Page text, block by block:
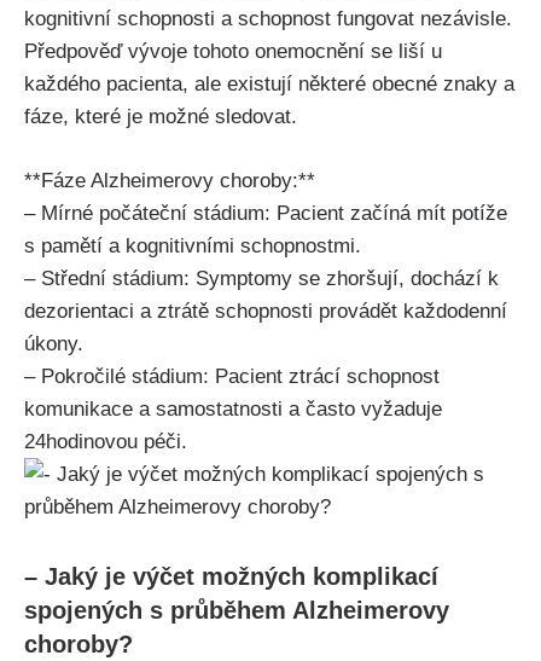
kognitivní schopnosti a schopnost fungovat nezávisle.
Předpověď vývoje tohoto onemocnění se liší u
každého pacienta, ale existují některé obecné znaky a
fáze, které je možné sledovat.
**Fáze Alzheimerovy choroby:**
– Mírné počáteční stádium: Pacient začíná mít potíže
s pamětí a kognitivními schopnostmi.
– Střední stádium: Symptomy se zhoršují, dochází k
dezorientaci a ztrátě schopnosti provádět každodenní
úkony.
– Pokročilé stádium: Pacient ztrácí schopnost
komunikace a samostatnosti a často vyžaduje
24hodinovou péči.
– Jaký je výčet možných komplikací
spojených s průběhem Alzheimerovy
choroby?